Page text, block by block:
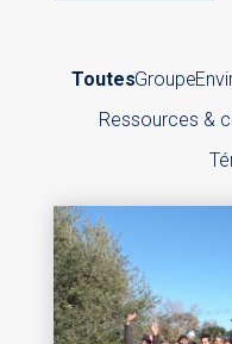
ToutesGroupe
Ressources &